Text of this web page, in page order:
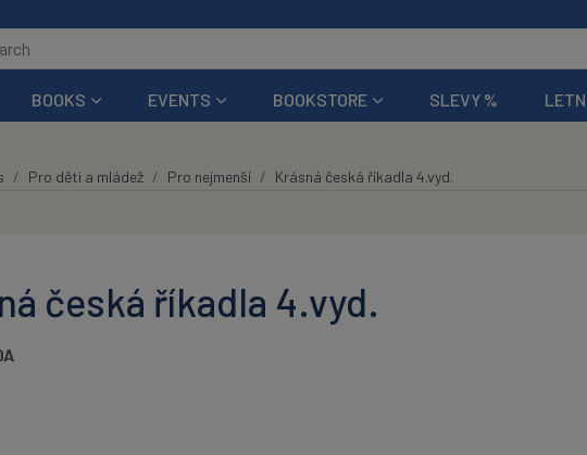
BOOKS EVENTS BOOKSTORE SLEVY %
Pro děti a mládež Pro nejmenší Krásná česká říkadla 4.vyd.
česká říkadla 4.vyd.